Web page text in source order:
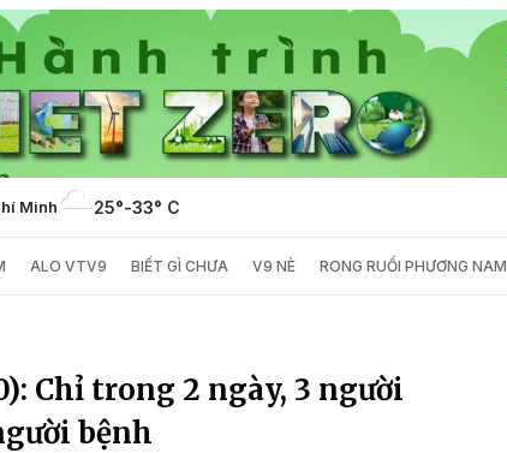
Minh 25°-33° C
ALO VTV9 BIẾT GÌ CHƯA V9 NÈ RONG RUỔI PHƯƠNG NAM
Chỉ trong 2 ngày, 3 người
bệnh